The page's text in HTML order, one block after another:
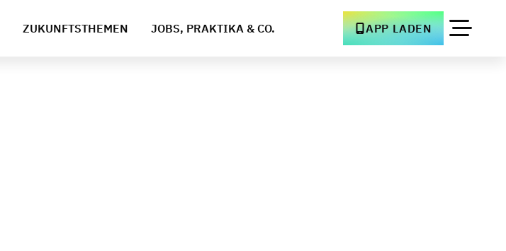
ZUKUNFTSTHEMEN JOBS, PRAKTIKA & CO. APP LADEN